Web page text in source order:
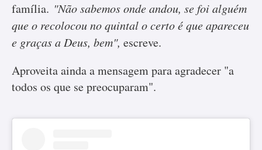
família. "Não sabemos onde andou, se foi alguém
que o recolocou no quintal o certo é que apareceu
e graças a Deus, bem", escreve.
Aproveita ainda a mensagem para agradecer "a
todos os que se preocuparam".